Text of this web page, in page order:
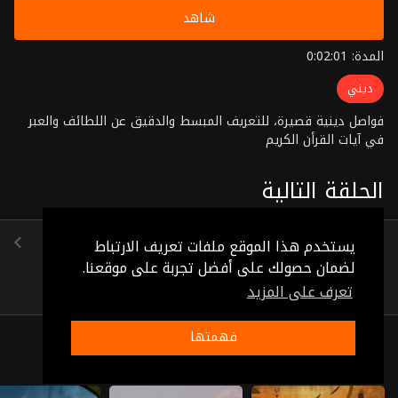
يستخدم هذا الموقع ملفات تعريف الارتباط
لضمان حصولك على أفضل تجربة على موقعنا.
تعرف على المزيد
فهمتها
شاهد
المدة: 0:02:01
ديني
فواصل دينية قصيرة، للتعريف المبسط والدقيق عن اللطائف والعبر
في آيات القرأن الكريم
الحلقة التالية
الحلقة 20
(0:01:14)
ذات صلة